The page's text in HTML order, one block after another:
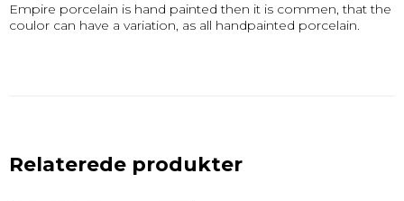
Empire porcelain is hand painted then it is commen, that the
coulor can have a variation, as all handpainted porcelain.
Relaterede produkter